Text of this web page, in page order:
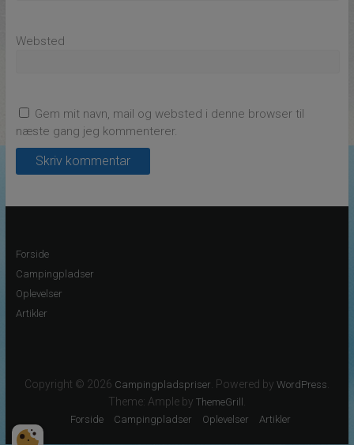
Websted
Gem mit navn, mail og websted i denne browser til
næste gang jeg kommenterer.
Forside
Campingpladser
Oplevelser
Artikler
Copyright © 2026 Campingpladspriser. Powered by WordPress.
Theme: Ample by ThemeGrill .
Forside Campingpladser Oplevelser Artikler